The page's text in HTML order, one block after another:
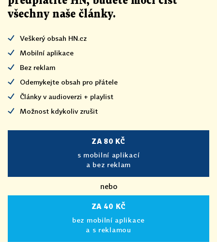
všechny naše články.
Veškerý obsah HN.cz
Mobilní aplikace
Bez reklam
Odemykejte obsah pro přátele
Články v audioverzi + playlist
Možnost kdykoliv zrušit
ZA 80 KČ
s mobilní aplikací
a bez reklam
nebo
ZA 40 KČ
bez mobilní aplikace
a s reklamou